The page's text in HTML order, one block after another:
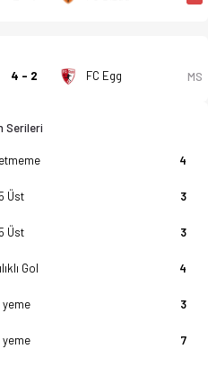
4 - 2 FC Egg MS
Serileri
4
Üst 3
Üst 3
Gol 4
yeme 3
yeme 7